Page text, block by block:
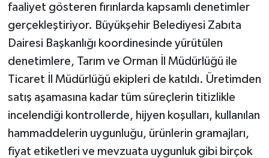
faaliyet gösteren fırınlarda kapsamlı denetimler
gerçekleştiriyor. Büyükşehir Belediyesi Zabıta
Dairesi Başkanlığı koordinesinde yürütülen
denetimlere, Tarım ve Orman İl Müdürlüğü ile
Ticaret İl Müdürlüğü ekipleri de katıldı. Üretimden
satış aşamasına kadar tüm süreçlerin titizlikle
incelendiği kontrollerde, hijyen koşulları, kullanılan
hammaddelerin uygunluğu, ürünlerin gramajları,
fiyat etiketleri ve mevzuata uygunluk gibi birçok